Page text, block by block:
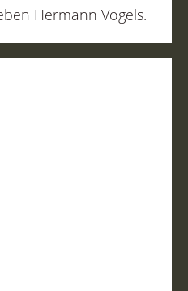
Hermann Vogels.